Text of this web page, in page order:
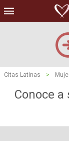
Citas Latinas >
Conoce